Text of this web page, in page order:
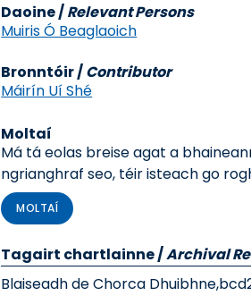
Daoine /Relevant Persons
Muiris Ó Beaglaoich
Bronntóir /Contributor
Máirín Uí Shé
Moltaí
Má tá eolas breise agat a
ngrianghraf seo, téir isteach go
MOLTAÍ
Tagairt chartlainne/Archival
Blaiseadh de Chorca Dhuibhne,